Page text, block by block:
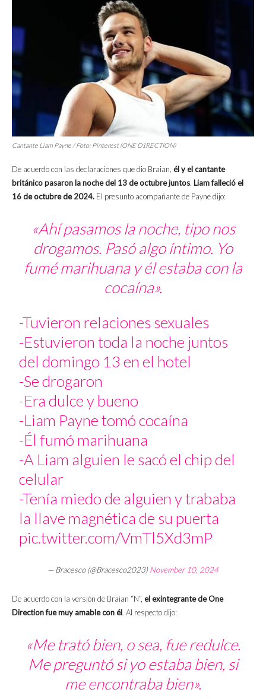
Cantante Liam Payne / Foto: Pinterest (ONE D1RECTION)
De acuerdo con las declaraciones que dio Braian, él y el cantante
británico pasaron la noche del 13 de octubre juntos. Liam falleció el
16 de octubre de 2024. El presunto acompañante de Payne dijo:
«Ahí pasamos la noche, tipo nos
drogamos. Pasó algo íntimo. Yo
fumé marihuana y él estaba con la
cocaína».
-Tuvieron relaciones sexuales
-Estuvieron toda la noche juntos
del domingo 13 en el hotel
-Se drogaron
-Era dulce y bueno
-Liam Payne tomó cocaína
-Él fumó marihuana
-A Liam alguien le sacó el chip del
celular
-Tenía miedo de alguien y trababa
la llave magnética de su puerta
pic.twitter.com/VmTl5Xd3mP
— Bracesco (@Bracesco2023)November 10, 2024
De acuerdo con la versión de Braian “N”, el exintegrante de One
Direction fue muy amable con él. Al respecto dijo:
«Me trató bien, o sea, fue redulce.
Me preguntó si yo estaba bien, si
me encontraba bien».